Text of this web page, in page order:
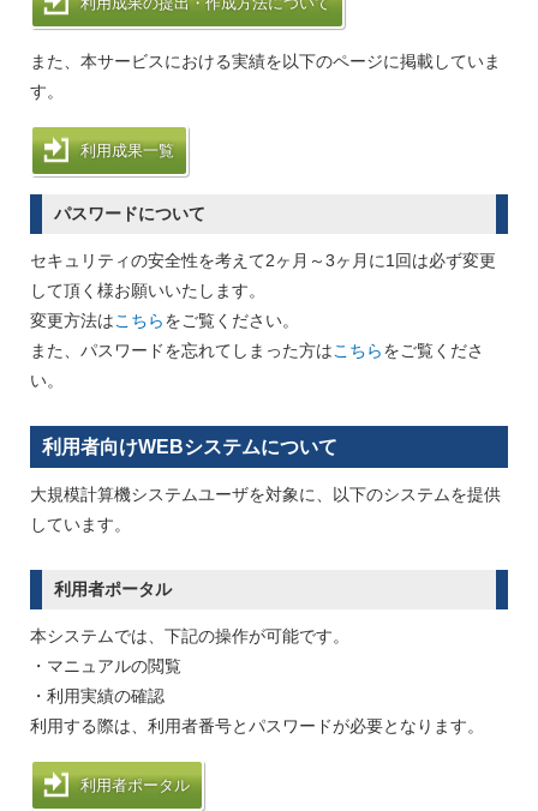
また、本サービスにおける実績を以下のページに掲載していま
す。
利用成果一覧
パスワードについて
セキュリティの安全性を考えて2ヶ月～3ヶ月に1回は必ず変更
して頂く様お願いいたします。
変更方法はこちらをご覧ください。
また、パスワードを忘れてしまった方はこちらをご覧くださ
い。
利用者向けWEBシステムについて
大規模計算機システムユーザを対象に、以下のシステムを提供
しています。
利用者ポータル
本システムでは、下記の操作が可能です。
・マニュアルの閲覧
・利用実績の確認
利用する際は、利用者番号とパスワードが必要となります。
利用者ポータル